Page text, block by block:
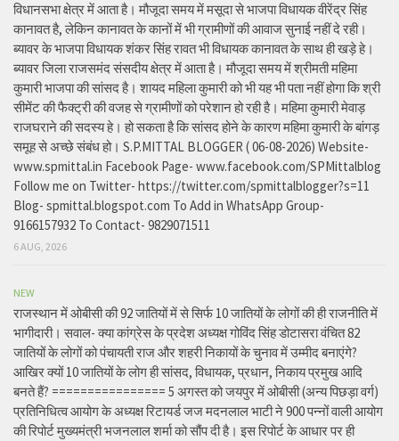
विधानसभा क्षेत्र में आता है। मौजूदा समय में मसूदा से भाजपा विधायक वीरेंद्र सिंह
कानावत है, लेकिन कानावत के कानों में भी ग्रामीणों की आवाज सुनाई नहीं दे रही।
ब्यावर के भाजपा विधायक शंकर सिंह रावत भी विधायक कानावत के साथ ही खड़े हे।
ब्यावर जिला राजसमंद संसदीय क्षेत्र में आता है। मौजूदा समय में श्रीमती महिमा
कुमारी भाजपा की सांसद है। शायद महिला कुमारी को भी यह भी पता नहीं होगा कि श्री
सीमेंट की फैक्ट्री की वजह से ग्रामीणों को परेशान हो रही है। महिमा कुमारी मेवाड़
राजघराने की सदस्य हे। हो सकता है कि सांसद होने के कारण महिमा कुमारी के बांगड़
समूह से अच्छे संबंध हो। S.P.MITTAL BLOGGER ( 06-08-2026) Website-
www.spmittal.in Facebook Page- www.facebook.com/SPMittalblog
Follow me on Twitter- https://twitter.com/spmittalblogger?s=11
Blog- spmittal.blogspot.com To Add in WhatsApp Group-
9166157932 To Contact- 9829071511
6 AUG, 2026
NEW
राजस्थान में ओबीसी की 92 जातियों में से सिर्फ 10 जातियों के लोगों की ही राजनीति में
भागीदारी। सवाल- क्या कांग्रेस के प्रदेश अध्यक्ष गोविंद सिंह डोटासरा वंचित 82
जातियों के लोगों को पंचायती राज और शहरी निकायों के चुनाव में उम्मीद बनाएंगे?
आखिर क्यों 10 जातियों के लोग ही सांसद, विधायक, प्रधान, निकाय प्रमुख आदि
बनते हैं? ================ 5 अगस्त को जयपुर में ओबीसी (अन्य पिछड़ा वर्ग)
प्रतिनिधित्व आयोग के अध्यक्ष रिटायर्ड जज मदनलाल भाटी ने 900 पन्नों वाली आयोग
की रिपोर्ट मुख्यमंत्री भजनलाल शर्मा को सौंप दी है। इस रिपोर्ट के आधार पर ही